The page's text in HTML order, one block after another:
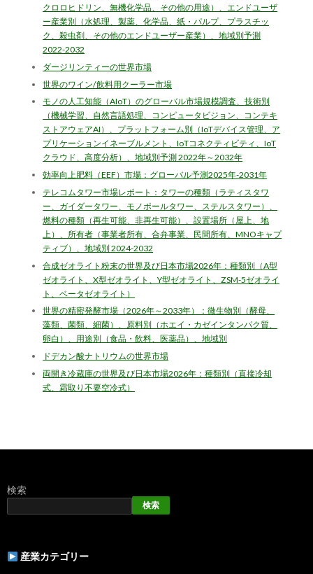
クロロヒドリン、無機化学品、その他の用途）、エンドユーザ
ー産業別（水処理、製薬、化学品、紙・パルプ、プラスチッ
ク、殺虫剤、その他のエンドユーザー産業）、地域別予測
2022-2032
ダージリンティーの世界市場
世界のワイン/飲料用クーラー市場
モノの人工知能（AIoT）のグローバル市場規模調査、技術別
（機械学習、自然言語処理、コンピュータビジョン、コンテキ
ストアウェアAI）、プラットフォーム別（IoTデバイス管理、ア
プリケーションイネーブルメント、IoTコネクティビティ、IoT
クラウド、高度分析）、地域別予測 2022年～2032年
効率向上肥料（EEF）市場：グローバル予測2025年-2031年
テレコムタワー市場レポート：タワーの種類（ラティスタワ
ー、ガイダータワー、モノポールタワー、ステルスタワー）、
燃料の種類（再生可能、非再生可能）、設置場所（屋上、地
上）、所有者（事業者所有、合弁事業、民間所有、MNOキャプ
ティブ）、地域別 2024-2032
合成ゼオライト粉末の世界及び日本市場2026年：種類別（A型
ゼオライト、X型ゼオライト、Y型ゼオライト、ZSM-5ゼオライ
ト、ベータゼオライト）
世界の精密発酵市場（2026年～2033年）：微生物別（酵母、
藻類、菌類、細菌）、原料別（ホエイ・カゼインタンパク質、
卵白）、用途別（食品・飲料、医薬品）、地域別
ドデカン酸ナトリウムの世界市場
両開き冷蔵庫の世界及び日本市場2026年：種類別（直接冷却
式、霜取り不要空冷式）
検索
検索
産業カテゴリー